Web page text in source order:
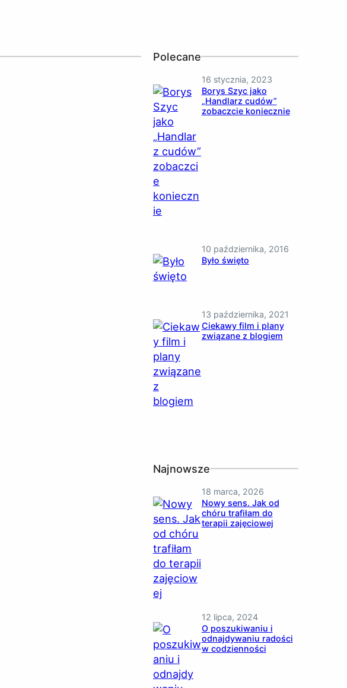
Polecane
16 stycznia, 2023
Borys Szyc jako
„Handlarz cudów”
zobaczcie koniecznie
10 października, 2016
Było święto
13 października, 2021
Ciekawy film i plany
związane z blogiem
Najnowsze
18 marca, 2026
Nowy sens. Jak od
chóru trafiłam do
terapii zajęciowej
12 lipca, 2024
O poszukiwaniu i
odnajdywaniu radości
w codzienności